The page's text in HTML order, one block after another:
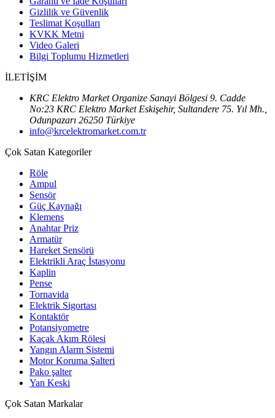
Gizlilik ve Güvenlik
Teslimat Koşulları
KVKK Metni
Video Galeri
Bilgi Toplumu Hizmetleri
İLETİŞİM
KRC Elektro Market Organize Sanayi Bölgesi 9. Cadde
No:23 KRC Elektro Market Eskişehir, Sultandere 75. Yıl Mh.,
Odunpazarı 26250 Türkiye
info@krcelektromarket.com.tr
Çok Satan Kategoriler
Röle
Ampul
Sensör
Güç Kaynağı
Klemens
Anahtar Priz
Armatür
Hareket Sensörü
Elektrikli Araç İstasyonu
Kaplin
Pense
Tornavida
Elektrik Sigortası
Kontaktör
Potansiyometre
Kaçak Akım Rölesi
Yangın Alarm Sistemi
Motor Koruma Şalteri
Pako şalter
Yan Keski
Çok Satan Markalar